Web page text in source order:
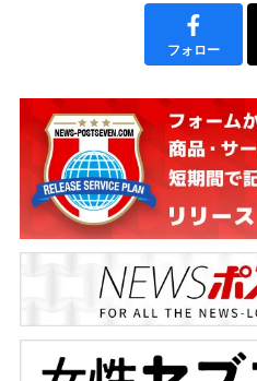
フォロー